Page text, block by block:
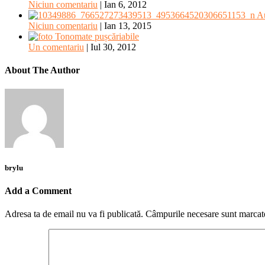
Niciun comentariu | Ian 6, 2012
Niciun comentariu | Ian 13, 2015
Tonomate pușcăriabile
Un comentariu | Iul 30, 2012
About The Author
brylu
Add a Comment
Adresa ta de email nu va fi publicată. Câmpurile necesare sunt